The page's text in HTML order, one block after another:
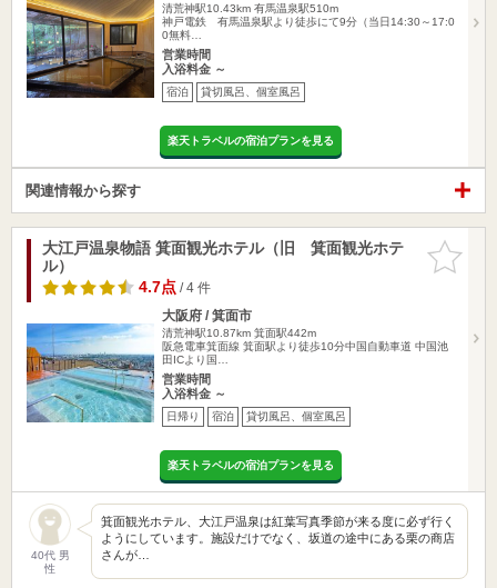
清荒神駅10.43km 有馬温泉駅510m
神戸電鉄 有馬温泉駅より徒歩にて9分（当日14:30～17:0
0無料…
営業時間
入浴料金 ～
宿泊 貸切風呂、個室風呂
楽天トラベルの宿泊プランを見る
関連情報から探す
お気に入
りに追加
大江戸温泉物語 箕面観光ホテル（旧 箕面観光ホテ
ル）
4.7点/ 4 件
大阪府 / 箕面市
清荒神駅10.87km 箕面駅442m
阪急電車箕面線 箕面駅より徒歩10分中国自動車道 中国池
田ICより国…
営業時間
入浴料金 ～
日帰り 宿泊 貸切風呂、個室風呂
楽天トラベルの宿泊プランを見る
40代 男
性
箕面観光ホテル、大江戸温泉は紅葉写真季節が来る度に必ず行く
ようにしています。施設だけでなく、坂道の途中にある栗の商店
さんが…